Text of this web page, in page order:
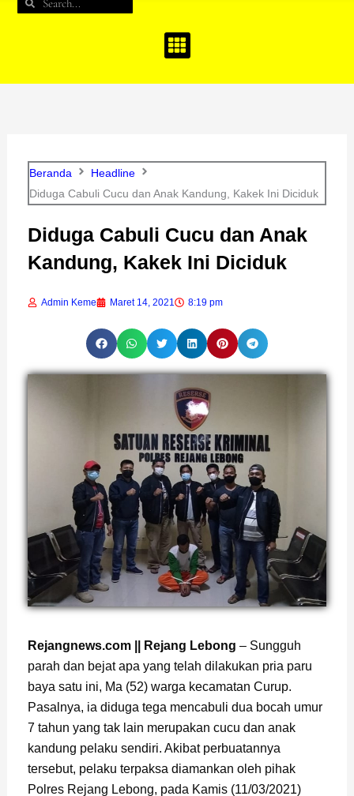
Beranda
Headline
Diduga Cabuli Cucu dan Anak Kandung, Kakek Ini Diciduk
Diduga Cabuli Cucu dan Anak
Kandung, Kakek Ini Diciduk
Admin Keme Maret 14, 2021 8:19 pm
Rejangnews.com || Rejang Lebong – Sungguh
parah dan bejat apa yang telah dilakukan pria paru
baya satu ini, Ma (52) warga kecamatan Curup.
Pasalnya, ia diduga tega mencabuli dua bocah umur
7 tahun yang tak lain merupakan cucu dan anak
kandung pelaku sendiri. Akibat perbuatannya
tersebut, pelaku terpaksa diamankan oleh pihak
Polres Rejang Lebong, pada Kamis (11/03/2021)
Page
, Page